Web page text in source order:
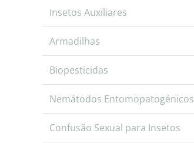
Insetos Auxiliares
Armadilhas
Biopesticidas
Nemátodos Entomopatogénicos
Confusão Sexual para Insetos